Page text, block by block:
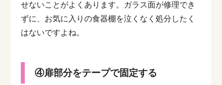
せないことがよくあります。ガラス面が修理でき
ずに、お気に入りの食器棚を泣くなく処分したく
はないですよね。
④扉部分をテープで固定する